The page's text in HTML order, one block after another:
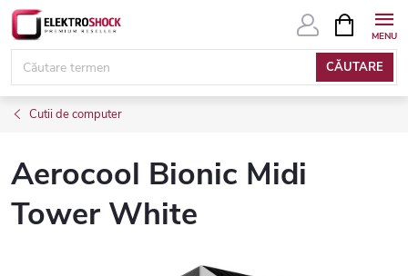
Treci
conținut
CĂUTARE
COŞ
DE
Cutii de computer
Aerocool Bionic Midi
Tower White